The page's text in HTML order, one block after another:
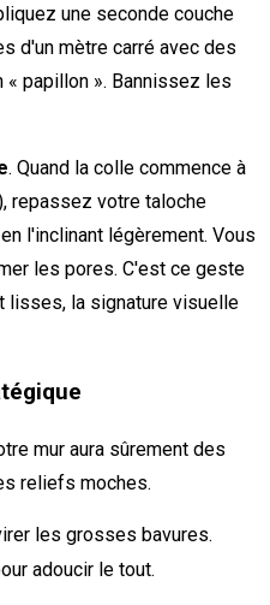
une seconde couche
d'un mètre carré avec des
« papillon ». Bannissez les
. Quand la colle commence à
repassez votre taloche
l'inclinant légèrement. Vous
les pores. C'est ce geste
lisses, la signature visuelle
mur aura sûrement des
reliefs moches.
les grosses bavures.
adoucir le tout.